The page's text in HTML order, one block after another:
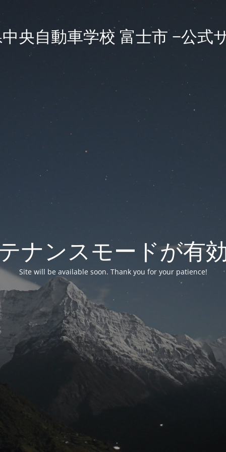
央自動車学校 富士市 −公式
ナンスモードが有
Site will be available soon. Thank you for your patience!